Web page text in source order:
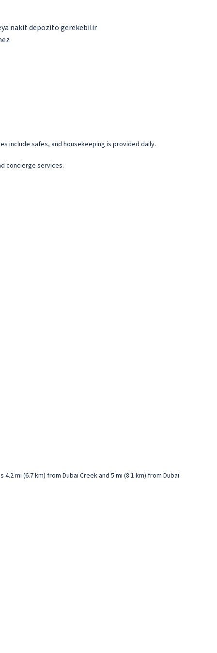
nakit depozito gerekebilir
include safes, and housekeeping is provided daily.
concierge services.
mi (6.7 km) from Dubai Creek and 5 mi (8.1 km) from Dubai